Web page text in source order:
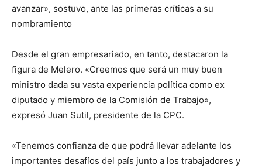
avanzar», sostuvo, ante las primeras críticas a su
nombramiento
Desde el gran empresariado, en tanto, destacaron la
figura de Melero. «Creemos que será un muy buen
ministro dada su vasta experiencia política como ex
diputado y miembro de la Comisión de Trabajo»,
expresó Juan Sutil, presidente de la CPC.
«Tenemos confianza de que podrá llevar adelante los
importantes desafíos del país junto a los trabajadores y